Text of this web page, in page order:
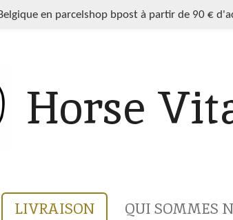
en parcelshop bpost à partir de 90 €
Horse
LIVRAISON QUI SOMMES